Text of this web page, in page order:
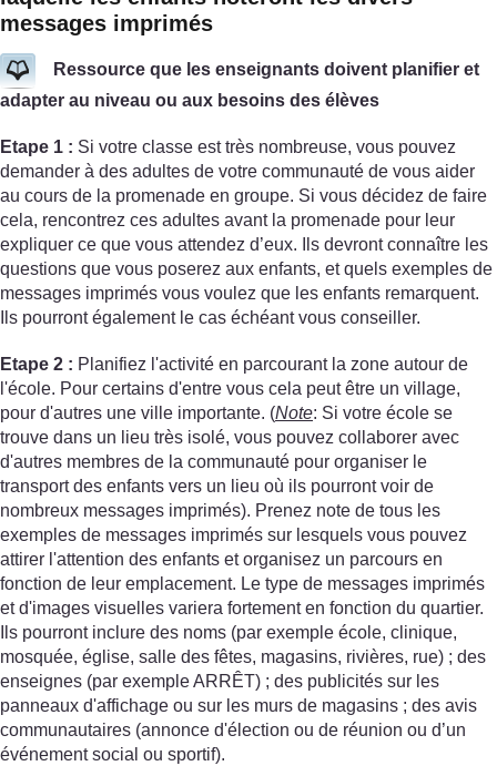
messages imprimés
Ressource que les enseignants doivent planifier et
adapter au niveau ou aux besoins des élèves
Etape 1 : Si votre classe est très nombreuse, vous pouvez
demander à des adultes de votre communauté de vous aider
au cours de la promenade en groupe. Si vous décidez de faire
cela, rencontrez ces adultes avant la promenade pour leur
expliquer ce que vous attendez d’eux. Ils devront connaître les
questions que vous poserez aux enfants, et quels exemples de
messages imprimés vous voulez que les enfants remarquent.
Ils pourront également le cas échéant vous conseiller.
Etape 2 : Planifiez l'activité en parcourant la zone autour de
l'école. Pour certains d'entre vous cela peut être un village,
pour d'autres une ville importante. (Note: Si votre école se
trouve dans un lieu très isolé, vous pouvez collaborer avec
d'autres membres de la communauté pour organiser le
transport des enfants vers un lieu où ils pourront voir de
nombreux messages imprimés). Prenez note de tous les
exemples de messages imprimés sur lesquels vous pouvez
attirer l'attention des enfants et organisez un parcours en
fonction de leur emplacement. Le type de messages imprimés
et d'images visuelles variera fortement en fonction du quartier.
Ils pourront inclure des noms (par exemple école, clinique,
mosquée, église, salle des fêtes, magasins, rivières, rue) ; des
enseignes (par exemple ARRÊT) ; des publicités sur les
panneaux d'affichage ou sur les murs de magasins ; des avis
communautaires (annonce d'élection ou de réunion ou d’un
événement social ou sportif).